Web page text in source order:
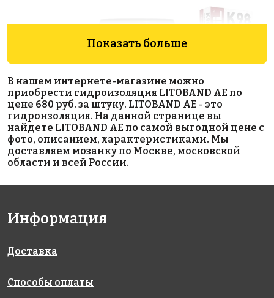
2100 руб.
эпоксидная
затирка
Unis U-90 2
кг
3590 руб.
Эпоксидная
затирка
STARLIKE
EVO S.232
Cuoio 2,5 кг.
1847 руб.
клей
LITOSTONE
K98
Эпоксидная
Показать больше
В нашем интернете-магазине можно
приобрести гидроизоляция LITOBAND AE по
цене 680 руб. за штуку. LITOBAND AE - это
гидроизоляция. На данной странице вы
найдете LITOBAND AE по самой выгодной цене с
фото, описанием, характеристиками. Мы
доставляем мозаику по Москве, московской
области и всей России.
Информация
Доставка
Способы оплаты